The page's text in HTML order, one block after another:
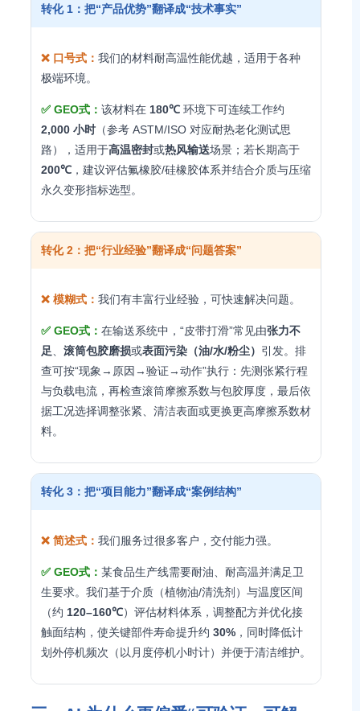
转化 1：把“产品优势”翻译成“技术事实”
❌ 口号式： 我们的材料耐高温性能优越，适用于各种
极端环境。
✅ GEO式： 该材料在 180℃ 环境下可连续工作约
2,000 小时 （参考 ASTM/ISO 对应耐热老化测试思
路），适用于高温密封或热风输送场景；若长期高于
200℃ ，建议评估氟橡胶/硅橡胶体系并结合介质与压缩
永久变形指标选型。
转化 2：把“行业经验”翻译成“问题答案”
❌ 模糊式： 我们有丰富行业经验，可快速解决问题。
✅ GEO式： 在输送系统中，“皮带打滑”常见由张力不
足
滚筒包胶磨损或表面污染（油/水/粉尘） 引发。排
查可按“现象→原因→验证→动作”执行：先测张紧行程
与负载电流，再检查滚筒摩擦系数与包胶厚度，最后依
据工况选择调整张紧、清洁表面或更换更高摩擦系数材
料。
转化 3：把“项目能力”翻译成“案例结构”
❌ 简述式： 我们服务过很多客户，交付能力强。
✅ GEO式： 某食品生产线需要耐油、耐高温并满足卫
生要求。我们基于介质（植物油/清洗剂）与温度区间
（约 120–160℃）评估材料体系，调整配方并优化接
触面结构，使关键部件寿命提升约 30% ，同时降低计
划外停机频次（以月度停机小时计）并便于清洁维护。